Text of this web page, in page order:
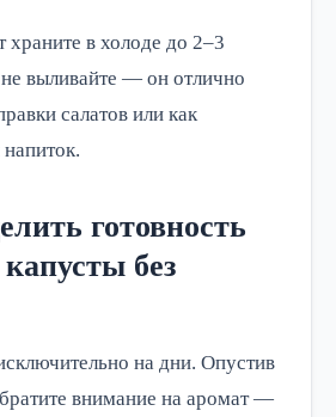
храните в холоде до 2–3
выливайте — он отлично
салатов или как
готовность
без
на дни. Опустив
внимание на аромат —